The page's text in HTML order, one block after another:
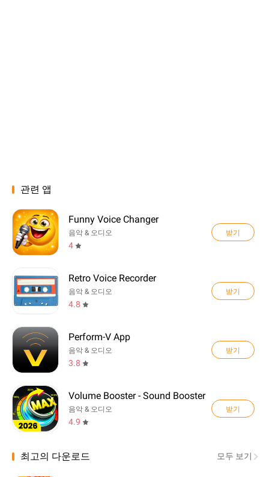
관련 앱
Funny Voice Changer
음악 & 오디오
4
받기
Retro Voice Recorder
음악 & 오디오
4.8
받기
Perform-V App
음악 & 오디오
3.8
받기
Volume Booster - Sound Booster
음악 & 오디오
4.9
받기
최고의 다운로드 모두 보기